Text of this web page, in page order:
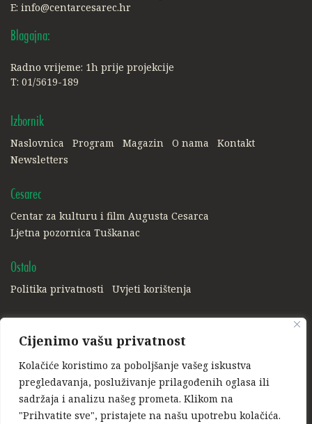
Cijenimo vašu privatnost
Kolačiće koristimo za poboljšanje vašeg iskustva
pregledavanja, posluživanje prilagođenih oglasa ili
sadržaja i analizu našeg prometa. Klikom na
"Prihvatite sve", pristajete na našu upotrebu kolačića.
E: info@centarcesarec.hr
Blagajna:
Radno vrijeme: 1h prije projekcije
T: 01/5619-189
Izbornik
Naslovnica Program Magazin O nama
Kontakt
Newsletters
Cesarec
Centar za kulturu i film Augusta Cesarca
Ljetna pozornica Tuškanac
Ostalo
Politika privatnosti Uvjeti korištenja
Facebook Instagram
Ponosni član: